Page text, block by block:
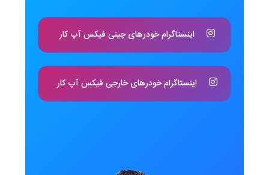
اینستاگرام خودرهای چینی فیکس آپ کار
اینستاگرام خودرهای خارجی فیکس آپ کار